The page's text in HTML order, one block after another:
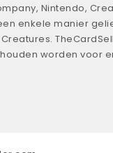
Nintendo,
enkele manier
worden voor